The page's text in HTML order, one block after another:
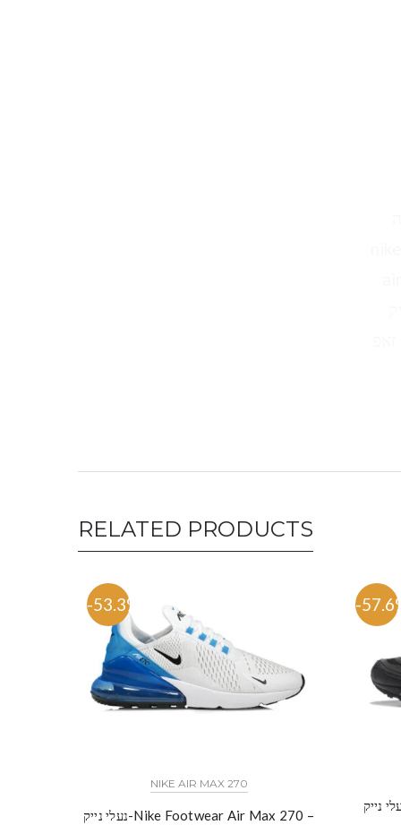
RELATED PRODUCTS
-53.3%
NIKE AIR MAX 270
נעלי נייק-Nike Footwear Air Max 270 –
-57.6%